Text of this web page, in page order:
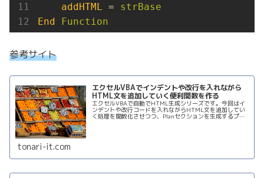
addHTML = strBase
End
Function
参考サイト
エクセルVBAでインデントや改行を入れながら
HTML文を追加していく便利関数を作る
エクセルVBAで自動でHTML生成シリーズです。今回はイ
ンデントや改行コードを入れながらHTML文を追加してい
く処理を関数化させつつ、Planセクションを生成するプロ
tonari-it.com